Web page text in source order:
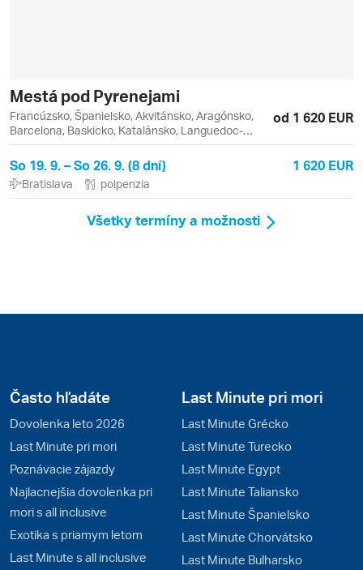
Mestá pod Pyrenejami
Francúzsko, Španielsko, Akvitánsko, Aragónsko,
Barcelona, Baskicko, Katalánsko, Languedoc-
Roussillon, Midi-Pyrénées, Nové Akvitánsko,
Occitanie, Bayonne, BAYONNE, Biarritz,
Carcassonne, Lurdy, Narbonne, San Sebastián,
Toulouse, Zaragoza
od 1 620 EUR
So 19. 9. – So 26. 9. (8 dní) 1 620 EUR
Bratislava polpenzia
Všetky termíny a možnosti
Často hľadáte
Dovolenka leto 2026
Last Minute pri mori
Poznávacie zájazdy
Najlacnejšia dovolenka pri
mori s all inclusive
Exotika s priamym letom
Last Minute s all inclusive
Last Minute pri mori
Last Minute Grécko
Last Minute Turecko
Last Minute Egypt
Last Minute Taliansko
Last Minute Španielsko
Last Minute Chorvátsko
Last Minute Bulharsko